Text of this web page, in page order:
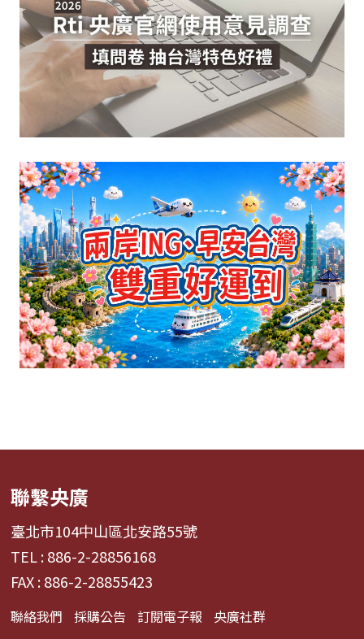
聯繫央廣
臺北市104中山區北安路55號
TEL : 886-2-28856168
FAX : 886-2-28855423
聯絡我們 採購公告 訂閱電子報 央廣社群